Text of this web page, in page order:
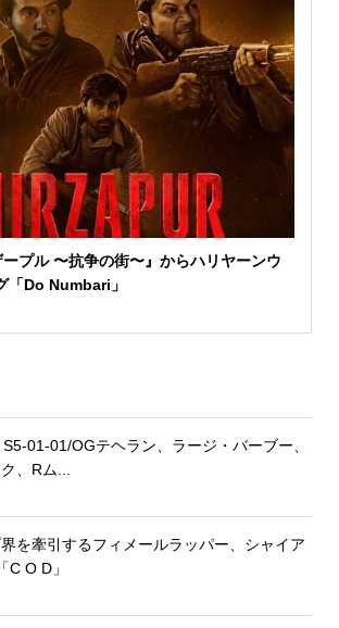
プル 〜抗争の街〜』からハリヤーンウ
「Do Numbari」
01-01/OGテヘラン、ラージ・バーブー、
、Rム...
を牽引するフィメールラッパー、シャイア
O D」